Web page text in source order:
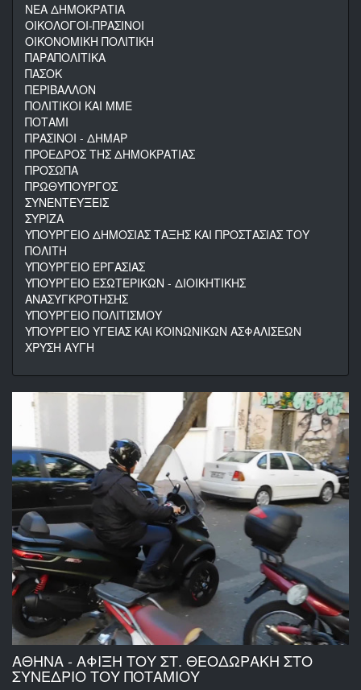
ΝΕΑ ΔΗΜΟΚΡΑΤΙΑ
ΟΙΚΟΛΟΓΟΙ-ΠΡΑΣΙΝΟΙ
ΟΙΚΟΝΟΜΙΚΗ ΠΟΛΙΤΙΚΗ
ΠΑΡΑΠΟΛΙΤΙΚΑ
ΠΑΣΟΚ
ΠΕΡΙΒΑΛΛΟΝ
ΠΟΛΙΤΙΚΟΙ ΚΑΙ ΜΜΕ
ΠΟΤΑΜΙ
ΠΡΑΣΙΝΟΙ - ΔΗΜΑΡ
ΠΡΟΕΔΡΟΣ ΤΗΣ ΔΗΜΟΚΡΑΤΙΑΣ
ΠΡΟΣΩΠΑ
ΠΡΩΘΥΠΟΥΡΓΟΣ
ΣΥΝΕΝΤΕΥΞΕΙΣ
ΣΥΡΙΖΑ
ΥΠΟΥΡΓΕΙΟ ΔΗΜΟΣΙΑΣ ΤΑΞΗΣ ΚΑΙ ΠΡΟΣΤΑΣΙΑΣ ΤΟΥ
ΠΟΛΙΤΗ
ΥΠΟΥΡΓΕΙΟ ΕΡΓΑΣΙΑΣ
ΥΠΟΥΡΓΕΙΟ ΕΣΩΤΕΡΙΚΩΝ - ΔΙΟΙΚΗΤΙΚΗΣ
ΑΝΑΣΥΓΚΡΟΤΗΣΗΣ
ΥΠΟΥΡΓΕΙΟ ΠΟΛΙΤΙΣΜΟΥ
ΥΠΟΥΡΓΕΙΟ ΥΓΕΙΑΣ ΚΑΙ ΚΟΙΝΩΝΙΚΩΝ ΑΣΦΑΛΙΣΕΩΝ
ΧΡΥΣΗ ΑΥΓΗ
ΑΘΗΝΑ - ΑΦΙΞΗ ΤΟΥ ΣΤ. ΘΕΟΔΩΡΑΚΗ ΣΤΟ
ΣΥΝΕΔΡΙΟ ΤΟΥ ΠΟΤΑΜΙΟΥ